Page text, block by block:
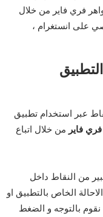
فري فاير من خلال
على انستغرام ،
عبر استخدام تطبيق
فري فاير من خلال اتباع
من النقاط داخل
الخاص بالتطبيق او
بالتوجه و الضغط